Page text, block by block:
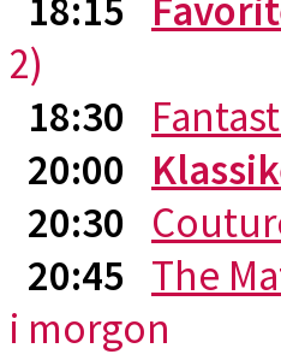
18:15
2)
18:30
20:00
20:30
20:45 The
i morgon